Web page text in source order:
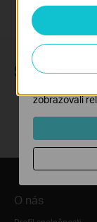
Sledujte
O nás
Analytické
Soubory
aktivity na
zlepšení a
Marketingové
zobrazovali